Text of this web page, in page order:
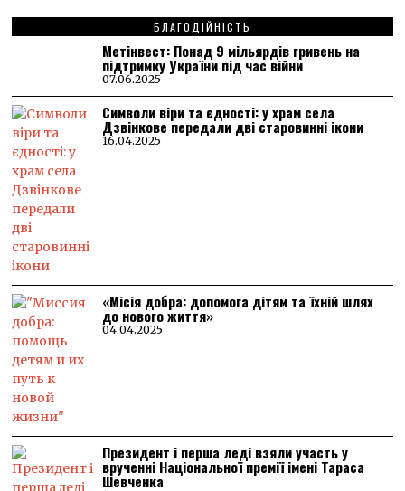
БЛАГОДІЙНІСТЬ
Метінвест: Понад 9 мільярдів гривень на
підтримку України під час війни
07.06.2025
Символи віри та єдності: у храм села
Дзвінкове передали дві старовинні ікони
16.04.2025
«Місія добра: допомога дітям та їхній шлях
до нового життя»
04.04.2025
Президент і перша леді взяли участь у
врученні Національної премії імені Тараса
Шевченка